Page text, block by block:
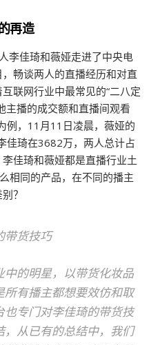
再造
李佳琦和薇娅走进了中央电
畅谈两人的直播经历和对直
联网行业中最常见的“二八定
主播的成交额和直播间观看
例，11月11日凌晨，薇娅的
佳琦在3682万，两人总计占
佳琦和薇娅都是直播行业土
相同的产品，在不同的播主
？
带货技巧
中的明星，以带货化妆品
所有播主都想要效仿和取
也专门对李佳琦的带货技
，从已有的总结中，我们